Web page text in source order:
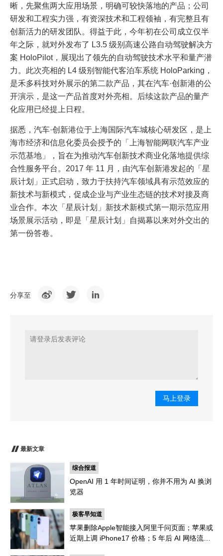
晰，先聚焦两大应用场景，明确可较快落地的产品；公司
研发和工程实力强，有资深技术和工程领袖，有完整且有
创新活力的研发团队。得益于此，今年初在公司成立仅半
年之际，就对外发布了 L3.5 级别高速公路自动驾驶解决方
案 HoloPilot，展现出了领先的自动驾驶技术水平和量产潜
力。此次亮相的 L4 级别智能代客泊车系统 HoloParking，
是禾多科技对外展示的第二款产品，其在汽车·创新港的公
开演示，是这一产品首度对外亮相。后续这款产品的量产
化应用已经提上日程。
据悉，汽车·创新港位于上海国际汽车城核心研发区，是上
海市经济和信息化委员会授予的「上海智能网联汽车产业
示范基地」，旨在为推动汽车创新技术商业化落地提供综
合性服务平台。2017 年 11 月，由汽车创新港发起的「星
辰计划」正式启动，致力于扶持汽车领域具有示范效应的
新技术与新模式，促成企业与产业生态链的技术对接及商
业合作。本次「星辰计划」新技术新模式第一期示范应用
场景展示活动，即是「星辰计划」自揭幕以来对外交出的
第一份答卷。
分享至
马上登录
最新文章
综合报道
OpenAI 用 1 年时间证明，你并不用为 AI 换浏
览器
极客早知道
苹果删除Apple智能接入阿里千问页面；苹果或
近期上调 iPhone17 价格；5 年后 AI 网络流量